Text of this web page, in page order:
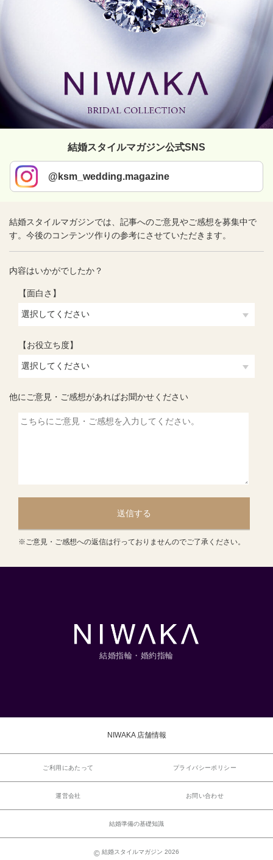
結婚スタイルマガジン公式SNS
@ksm_wedding.magazine
結婚スタイルマガジンでは、記事へのご意見やご感想を募集中で
す。今後のコンテンツ作りの参考にさせていただきます。
内容はいかがでしたか？
【面白さ】
【お役立ち度】
他にご意見・ご感想があればお聞かせください
送信する
※ご意見・ご感想への返信は行っておりませんのでご了承ください。
結婚指輪・婚約指輪
NIWAKA 店舗情報
ご利用にあたって プライバシーポリシー
運営会社 お問い合わせ
結婚準備の基礎知識
© 結婚スタイルマガジン 2026